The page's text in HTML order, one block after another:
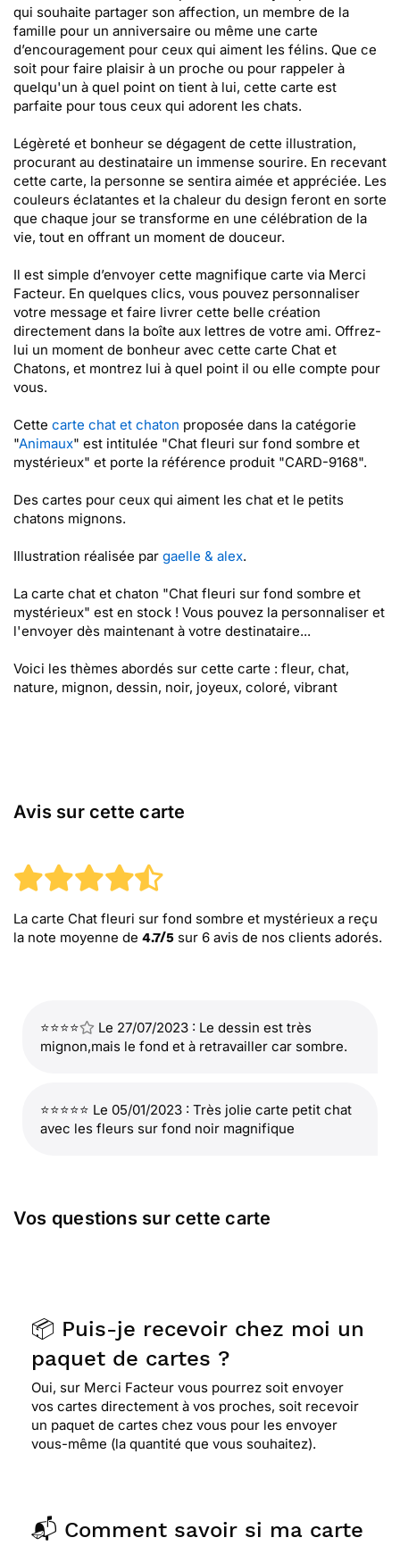
qui souhaite partager son affection, un membre de la
famille pour un anniversaire ou même une carte
d’encouragement pour ceux qui aiment les félins. Que ce
soit pour faire plaisir à un proche ou pour rappeler à
quelqu'un à quel point on tient à lui, cette carte est
parfaite pour tous ceux qui adorent les chats.
Légèreté et bonheur se dégagent de cette illustration,
procurant au destinataire un immense sourire. En recevant
cette carte, la personne se sentira aimée et appréciée. Les
couleurs éclatantes et la chaleur du design feront en sorte
que chaque jour se transforme en une célébration de la
vie, tout en offrant un moment de douceur.
Il est simple d’envoyer cette magnifique carte via Merci
Facteur. En quelques clics, vous pouvez personnaliser
votre message et faire livrer cette belle création
directement dans la boîte aux lettres de votre ami. Offrez-
lui un moment de bonheur avec cette carte Chat et
Chatons, et montrez lui à quel point il ou elle compte pour
vous.
Cette carte chat et chaton proposée dans la catégorie
"Animaux" est intitulée "Chat fleuri sur fond sombre et
mystérieux" et porte la référence produit "CARD-9168".
Des cartes pour ceux qui aiment les chat et le petits
chatons mignons.
Illustration réalisée par gaelle & alex.
La carte chat et chaton "Chat fleuri sur fond sombre et
mystérieux" est en stock ! Vous pouvez la personnaliser et
l'envoyer dès maintenant à votre destinataire...
Voici les thèmes abordés sur cette carte : fleur, chat,
nature, mignon, dessin, noir, joyeux, coloré, vibrant
Avis sur cette carte
La carte Chat fleuri sur fond sombre et mystérieux a reçu
la note moyenne de 4.7/5 sur 6 avis de nos clients adorés.
⭐⭐⭐⭐
Le 27/07/2023 : Le dessin est très
mignon,mais le fond et à retravailler car sombre.
⭐⭐⭐⭐⭐ Le 05/01/2023 : Très jolie carte petit chat
avec les fleurs sur fond noir magnifique
Vos questions sur cette carte
📦 Puis-je recevoir chez moi un
paquet de cartes ?
Oui, sur Merci Facteur vous pourrez soit envoyer
vos cartes directement à vos proches, soit recevoir
un paquet de cartes chez vous pour les envoyer
vous-même (la quantité que vous souhaitez).
📬 Comment savoir si ma carte